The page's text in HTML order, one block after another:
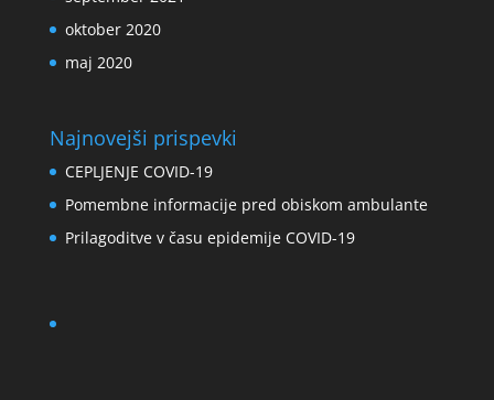
oktober 2020
maj 2020
Najnovejši prispevki
CEPLJENJE COVID-19
Pomembne informacije pred obiskom ambulante
Prilagoditve v času epidemije COVID-19